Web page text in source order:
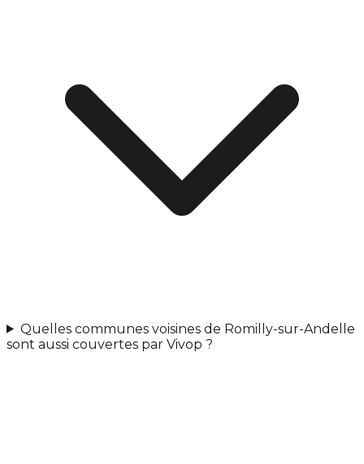
Quelles communes voisines de Romilly-sur-Andelle
sont aussi couvertes par Vivop ?